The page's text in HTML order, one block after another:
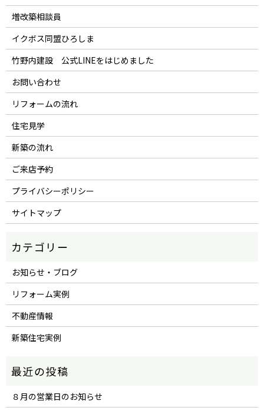
増改築相談員
イクボス同盟ひろしま
竹野内建設 公式LINEをはじめました
お問い合わせ
リフォームの流れ
住宅見学
新築の流れ
ご来店予約
プライバシーポリシー
サイトマップ
お知らせ・ブログ
リフォーム実例
不動産情報
新築住宅実例
８月の営業日のお知らせ